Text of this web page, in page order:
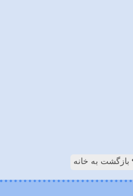
بازگشت به خانه